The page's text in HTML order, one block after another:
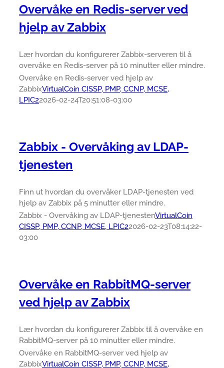
Overvåke en Redis-server ved
hjelp av Zabbix
Lær hvordan du konfigurerer Zabbix-serveren til å
overvåke en Redis-server på 10 minutter eller mindre.
Overvåke en Redis-server ved hjelp av
ZabbixVirtualCoin CISSP, PMP, CCNP, MCSE,
LPIC22026-02-24T20:51:08-03:00
Zabbix - Overvåking av LDAP-
tjenesten
Finn ut hvordan du overvåker LDAP-tjenesten ved
hjelp av Zabbix på 5 minutter eller mindre.
Zabbix - Overvåking av LDAP-tjenestenVirtualCoin
CISSP, PMP, CCNP, MCSE, LPIC22026-02-23T08:14:22-
03:00
Overvåke en RabbitMQ-server
ved hjelp av Zabbix
Lær hvordan du konfigurerer Zabbix til å overvåke en
RabbitMQ-server på 10 minutter eller mindre.
Overvåke en RabbitMQ-server ved hjelp av
ZabbixVirtualCoin CISSP, PMP, CCNP, MCSE,